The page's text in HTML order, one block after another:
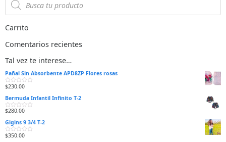
d
5
5
Carrito
Comentarios recientes
Tal vez te interese…
Pañal Sin Absorbente APD8ZP Flores rosas
V
l
o
r
a
o
e
n
0
$230.00
Bermuda Infantil Infinito T-2
V
l
o
r
a
$280.00
Gigins 9 3/4 T-2
V
$350.00